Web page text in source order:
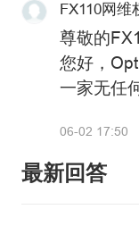
FX110网维
尊敬的
您好，
一家无任
易平台，
易服务，
融服务牌
政策警告
06-02 17:50
最新回答